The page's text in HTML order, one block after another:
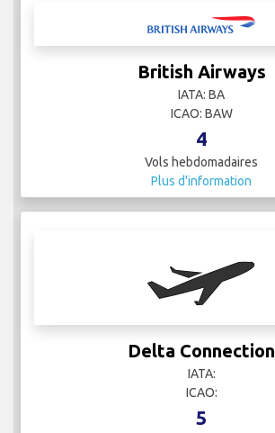
British Airways
IATA: BA
ICAO: BAW
4
Vols hebdomadaires
Plus d'information
Delta Connection
IATA:
ICAO:
5